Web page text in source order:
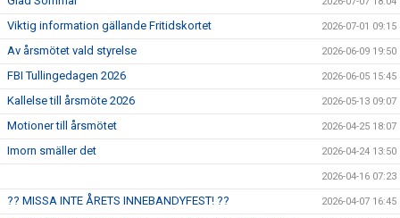
PROFILKLÄDER
ÖVERGÅNGSANSVARIG OCH ÖVERGÅNGSPOLICY
FBI TULLINGE HALL OF FAME
Viktig information gällande Fritidskortet 2026-07-01 09:15
Av årsmötet vald styrelse 2026-06-09 19:50
FBI Tullingedagen 2026 2026-06-05 15:45
Kallelse till årsmöte 2026 2026-05-13 09:07
Motioner till årsmötet 2026-04-25 18:07
Imorn smäller det 2026-04-24 13:50
2026-04-16 07:23
?? MISSA INTE ÅRETS INNEBANDYFEST! ?? 2026-04-07 16:45